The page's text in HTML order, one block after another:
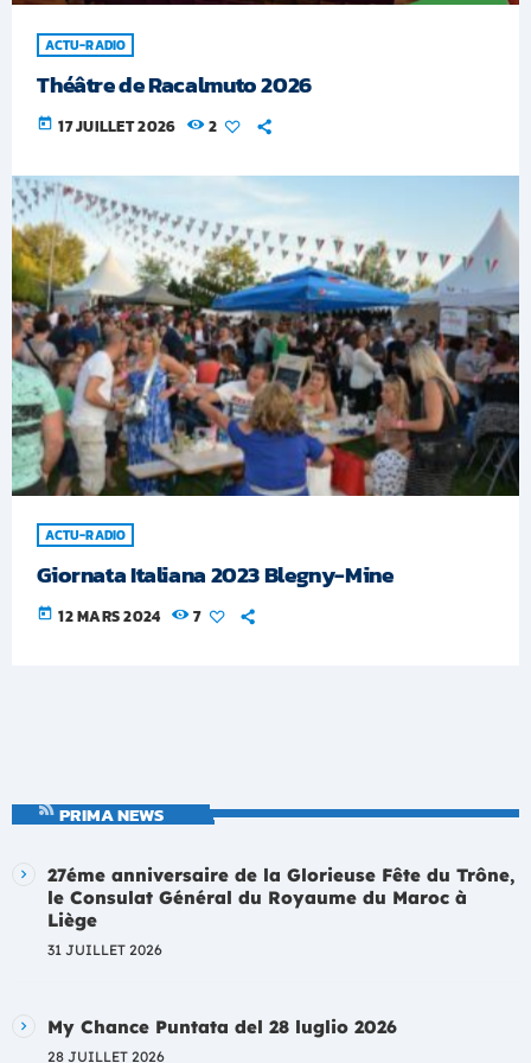
ACTU-RADIO
Théâtre de Racalmuto 2026
today 17 JUILLET 2026 2
ACTU-RADIO
Giornata Italiana 2023 Blegny-Mine
today 12 MARS 2024 7
PRIMA NEWS
27éme anniversaire de la Glorieuse Fête du Trône,
le Consulat Général du Royaume du Maroc à
Liège
31 JUILLET 2026
My Chance Puntata del 28 luglio 2026
28 JUILLET 2026